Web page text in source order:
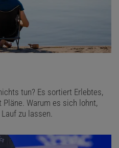
tun? Es sortiert Erlebtes,
Warum es sich lohnt,
zu lassen.